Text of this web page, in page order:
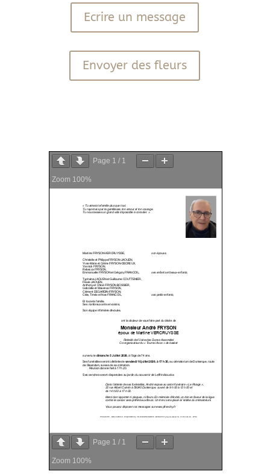
Ecrire un message
Envoyer des fleurs
Page 1 / 1
Zoom 100%
Page 1 / 1
Zoom 100%